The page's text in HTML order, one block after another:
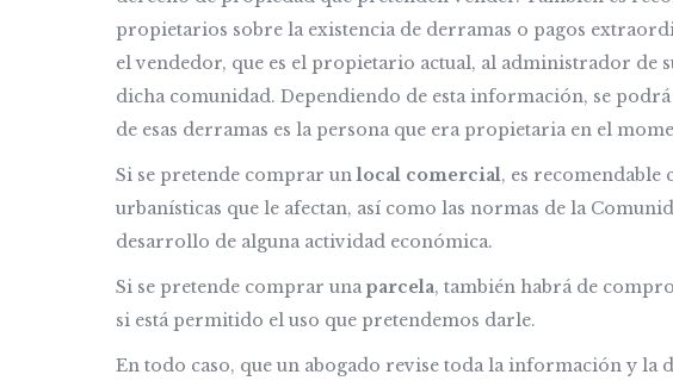
propietarios sobre la existencia de derramas o pagos
el vendedor, que es el propietario actual, al administrador de
dicha comunidad. Dependiendo de esta información, se
de esas derramas es la persona que era propietaria en el
Si se pretende comprar unlocal comercial, es
urbanísticas que le afectan, así como las normas de la
desarrollo de alguna actividad económica.
Si se pretende comprar unaparcela, también habrá de
si está permitido el uso que pretendemos darle.
En todo caso, que un abogado revise toda la información y la